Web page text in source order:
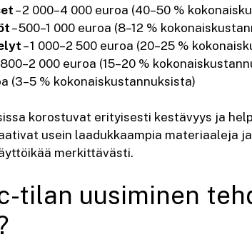
– 2 000–4 000 euroa (40–50 %
– 500–1 000 euroa (8–12 %
– 1 000–2 500 euroa (20–25 %
800–2 000 euroa (15–20 %
(3–5 % kokonaiskustannuksista)
korostuvat erityisesti kestävyys ja
usein laadukkaampia materiaaleja
merkittävästi.
tilan uusiminen